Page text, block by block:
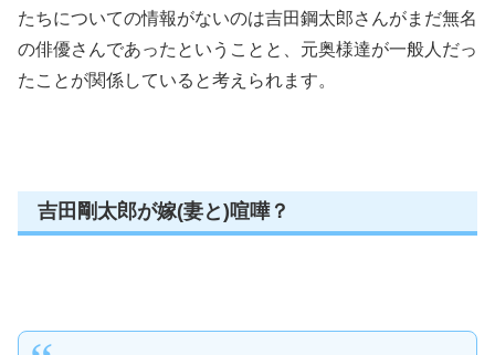
たちについての情報がないのは吉田鋼太郎さんがまだ無名
の俳優さんであったということと、元奥様達が一般人だっ
たことが関係していると考えられます。
吉田剛太郎が嫁(妻と)喧嘩？